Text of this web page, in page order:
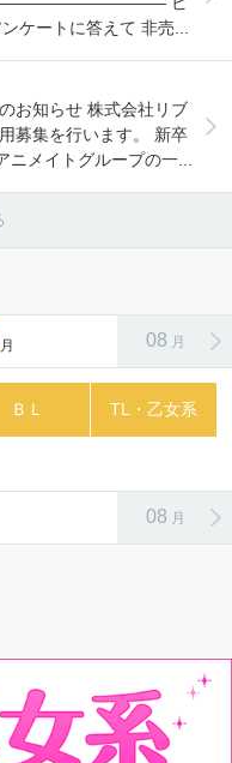
ケートに答えて 非売...
お知らせ 株式会社リブ
募集を行います。 新卒
メイトグループの一...
08 月
月
ＢＬ TL・乙女系
08 月